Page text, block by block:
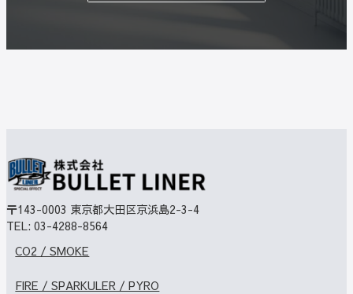
〒143-0003 東京都大田区京浜島2-3-4
TEL: 03-4288-8564
CO2 / SMOKE
FIRE / SPARKULER / PYRO